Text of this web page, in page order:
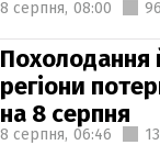
8 серпня, 08:00
Похолодання
регіони
на 8 серпня
8 серпня, 06:46